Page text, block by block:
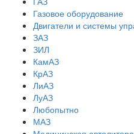
Газовое оборудование
Двигатели и системы
ЗАЗ
ЗИЛ
КамАЗ
КрАЗ
ЛиАЗ
ЛуАЗ
Любопытно
МАЗ